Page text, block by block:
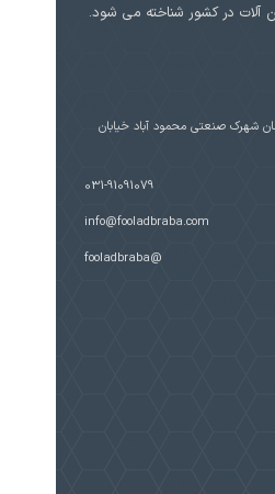
آلات در کشور شناخته می شود.
شهرک صنعتی محمود آباد خیابان
031-91091079
info@fooladbraba.com
@fooladbraba